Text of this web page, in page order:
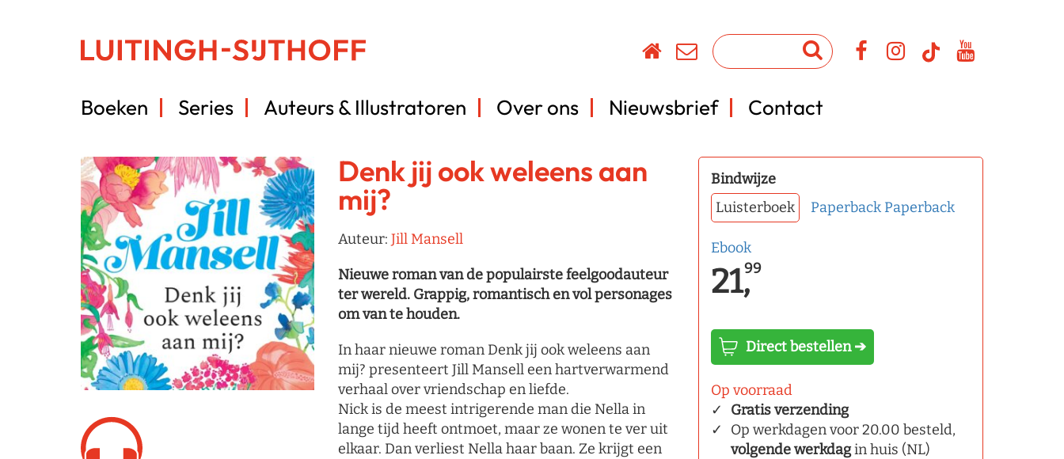
Boeken Series Auteurs & Illustratoren Over ons Nieuwsbrief Contact
Denk jij ook weleens aan
mij?
Auteur: Jill Mansell
Nieuwe roman van de populairste feelgoodauteur
ter wereld. Grappig, romantisch en vol personages
om van te houden.
In haar nieuwe roman Denk jij ook weleens aan
mij? presenteert Jill Mansell een hartverwarmend
verhaal over vriendschap en liefde.
Nick is de meest intrigerende man die Nella in
lange tijd heeft ontmoet, maar ze wonen te ver uit
elkaar. Dan verliest Nella haar baan. Ze krijgt een
Bindwijze
Luisterboek
Paperback Paperback
Ebook
21,99
Direct bestellen ➔
Op voorraad
Gratis verzending
Op werkdagen voor 20.00 besteld,
volgende werkdagin huis (NL)